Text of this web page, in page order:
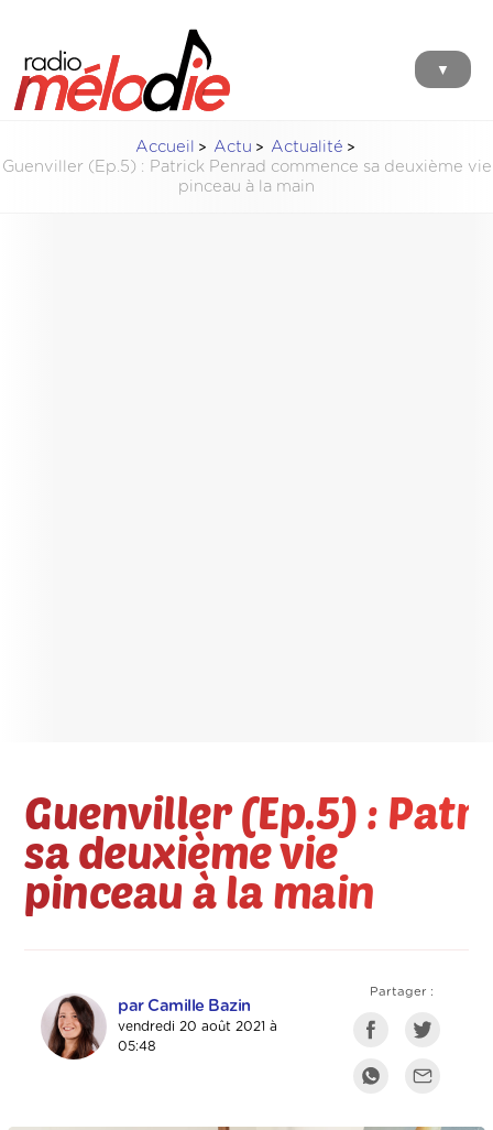
▼
Accueil Actu
Actualité
Guenviller (Ep.5) : Patrick Penrad commence sa deuxième vie
pinceau à la main
Guenviller (Ep.5) :
sa deuxième vie
pinceau à la main
par Camille Bazin
vendredi 20 août 2021 à
05:48
Partager :